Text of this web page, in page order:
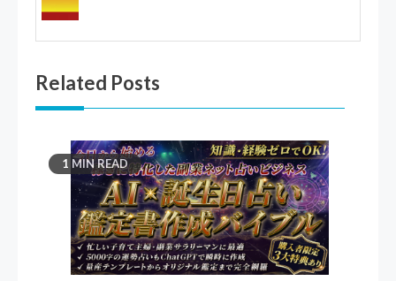
Related Posts
1 MIN READ